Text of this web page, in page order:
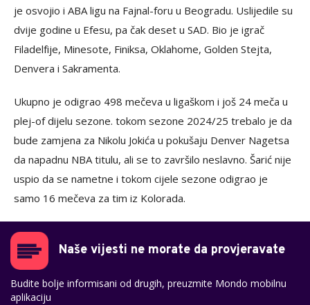
je osvojio i ABA ligu na Fajnal-foru u Beogradu. Uslijedile su
dvije godine u Efesu, pa čak deset u SAD. Bio je igrač
Filadelfije, Minesote, Finiksa, Oklahome, Golden Stejta,
Denvera i Sakramenta.
Ukupno je odigrao 498 mečeva u ligaškom i još 24 meča u
plej-of dijelu sezone. tokom sezone 2024/25 trebalo je da
bude zamjena za Nikolu Jokića u pokušaju Denver Nagetsa
da napadnu NBA titulu, ali se to završilo neslavno. Šarić nije
uspio da se nametne i tokom cijele sezone odigrao je
samo 16 mečeva za tim iz Kolorada.
Naše vijesti ne morate da provjeravate
Budite bolje informisani od drugih, preuzmite Mondo mobilnu
aplikaciju